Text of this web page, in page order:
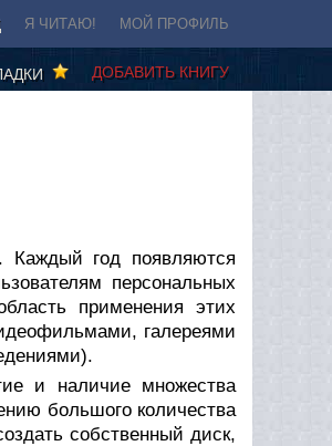
Я ЧИТАЮ! МОЙ ПРОФИЛЬ
ДОБАВИТЬ КНИГУ
Каждый год появляются
персональных
применения этих
галереями
и наличие множества
большого количества
собственный диск,